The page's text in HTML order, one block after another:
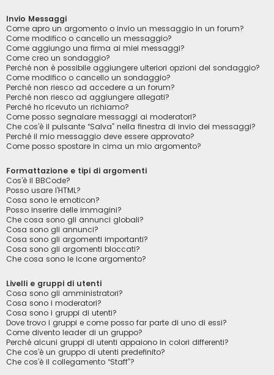
Invio Messaggi
Come apro un argomento o invio un messaggio in un forum?
Come modifico o cancello un messaggio?
Come aggiungo una firma ai miei messaggi?
Come creo un sondaggio?
Perché non è possibile aggiungere ulteriori opzioni del sondaggio?
Come modifico o cancello un sondaggio?
Perché non riesco ad accedere a un forum?
Perché non riesco ad aggiungere allegati?
Perché ho ricevuto un richiamo?
Come posso segnalare messaggi ai moderatori?
Che cos’è il pulsante “Salva” nella finestra di invio dei messaggi?
Perché il mio messaggio deve essere approvato?
Come posso spostare in cima un mio argomento?
Formattazione e tipi di argomenti
Cos’è il BBCode?
Posso usare l’HTML?
Cosa sono le emoticon?
Posso inserire delle immagini?
Che cosa sono gli annunci globali?
Cosa sono gli annunci?
Cosa sono gli argomenti importanti?
Cosa sono gli argomenti bloccati?
Che cosa sono le icone argomento?
Livelli e gruppi di utenti
Cosa sono gli amministratori?
Cosa sono i moderatori?
Cosa sono i gruppi di utenti?
Dove trovo i gruppi e come posso far parte di uno di essi?
Come divento leader di un gruppo?
Perché alcuni gruppi di utenti appaiono in colori differenti?
Che cos’è un gruppo di utenti predefinito?
Che cos’è il collegamento “Staff”?